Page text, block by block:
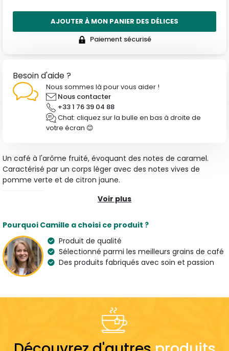
AJOUTER À MON PANIER DES DÉLICES
Paiement sécurisé
Besoin d'aide ?
Nous sommes là pour vous aider !
Nous contacter
+33 1 76 39 04 88
Chat: cliquez sur la bulle en bas à droite de
votre écran 😊
Un café à l'arôme fruité, évoquant des notes de caramel.
Caractérisé par un corps léger avec des notes vives de
pomme verte et de citron jaune.
Tous nos Cafés Moulus
Pruneau & Pomme
Variété
100 % Arabica
République dominicaine
Café de Spécialité
Voir plus
Pourquoi Camille a choisi ce produit ?
Produit de qualité
Sélectionné parmi les meilleurs grains de café
Des produits fabriqués avec soin et passion